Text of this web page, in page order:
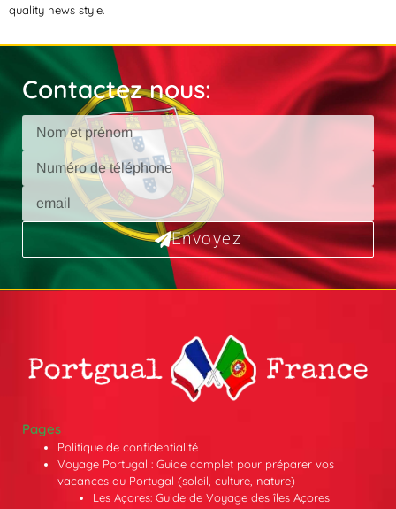
quality news style.
Contactez nous:
Envoyez
Pages
Politique de confidentialité
Voyage Portugal : Guide complet pour préparer vos
vacances au Portugal (soleil, culture, nature)
Les Açores: Guide de Voyage des îles Açores